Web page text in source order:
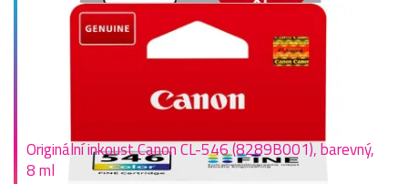
Originální inkoust Canon CL-546 (8289B001), barevný,
8 ml